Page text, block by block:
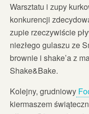
Warsztatu i zupy
konkurencji
zupie rzeczywiście
niezłego gulaszu ze
brownie i shake’a z
Shake&Bake.
Kolejny, grudniowy
kiermaszem